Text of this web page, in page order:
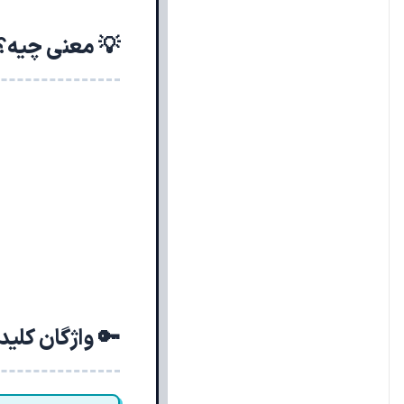
💡 معنی
🔑 واژگان